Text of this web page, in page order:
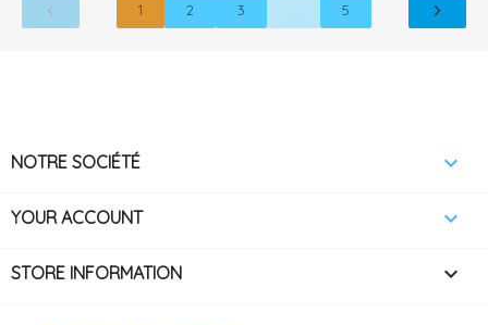
1 2 3 5
NOTRE SOCIÉTÉ 
YOUR ACCOUNT 
STORE INFORMATION keyboard_arrow_down